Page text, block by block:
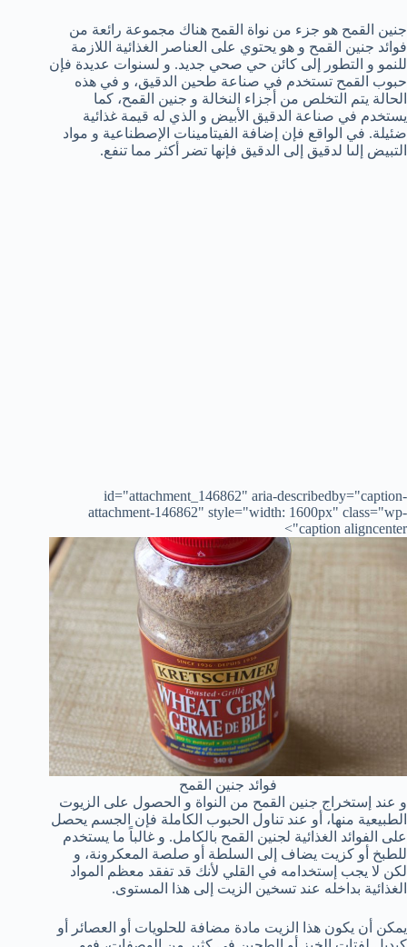
جنين القمح هو جزء من نواة القمح هناك مجموعة رائعة من
فوائد جنين القمح و هو يحتوي على العناصر الغذائية اللازمة
للنمو و التطور إلى كائن حي صحي جديد. و لسنوات عديدة فإن
حبوب القمح تستخدم في صناعة طحين الدقيق، و في هذه
الحالة يتم التخلص من أجزاء النخالة و جنين القمح، كما
يستخدم في صناعة الدقيق الأبيض و الذي له قيمة غذائية
ضئيلة. في الواقع فإن إضافة الفيتامينات الإصطناعية و مواد
التبيض إلىا لدقيق إلى الدقيق فإنها تضر أكثر مما تنفع.
id="attachment_146862" aria-describedby="caption-
attachment-146862" style="width: 1600px" class="wp-
caption aligncenter">
فوائد جنين القمح
و عند إستخراج جنين القمح من النواة و الحصول على الزيوت
الطبيعية منها، أو عند تناول الحبوب الكاملة فإن الجسم يحصل
على الفوائد الغذائية لجنين القمح بالكامل. و غالباً ما يستخدم
للطبخ أو كزيت يضاف إلى السلطة أو صلصة المعكرونة، و
لكن لا يجب إستخدامه في القلي لأنك قد تفقد معظم المواد
الغذائية بداخله عند تسخين الزيت إلى هذا المستوى.
يمكن أن يكون هذا الزيت مادة مضافة للحلويات أو العصائر أو